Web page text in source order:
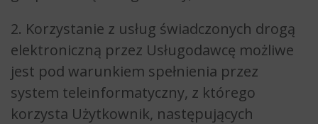
2. Korzystanie z usług świadczonych drogą
elektroniczną przez Usługodawcę możliwe
jest pod warunkiem spełnienia przez
system teleinformatyczny, z którego
korzysta Użytkownik, następujących